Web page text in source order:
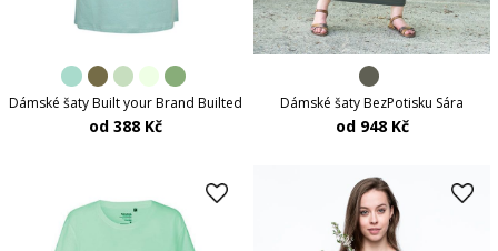
Dámské šaty Built your Brand Builted
od 388 Kč
Dámské šaty BezPotisku Sára
od 948 Kč